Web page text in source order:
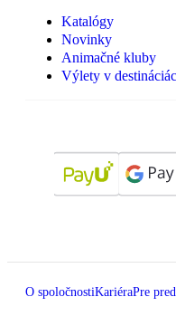
Katalógy
Novinky
Animačné kluby
Výlety v
O spoločnostiKariéraPre